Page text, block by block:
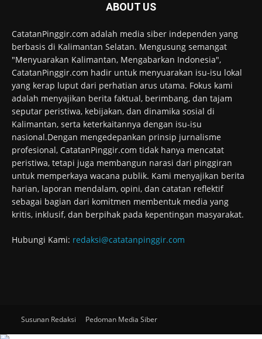
ABOUT US
CatatanPinggir.com adalah media siber independen yang
berbasis di Kalimantan Selatan. Mengusung semangat
"Menyuarakan Kalimantan, Mengabarkan Indonesia",
CatatanPinggir.com hadir untuk menyuarakan isu-isu lokal
yang kerap luput dari perhatian arus utama. Fokus kami
adalah menyajikan berita faktual, berimbang, dan tajam
seputar peristiwa, kebijakan, dan dinamika sosial di
Kalimantan, serta keterkaitannya dengan isu-isu
nasional.Dengan mengedepankan prinsip jurnalisme
profesional, CatatanPinggir.com tidak hanya mencatat
peristiwa, tetapi juga membangun narasi dari pinggiran
untuk memperkaya wacana publik. Kami menyajikan berita
harian, laporan mendalam, opini, dan catatan reflektif
sebagai bagian dari komitmen membentuk media yang
kritis, inklusif, dan berpihak pada kepentingan masyarakat.
Hubungi Kami: redaksi@catatanpinggir.com
Susunan Redaksi Pedoman Media Siber